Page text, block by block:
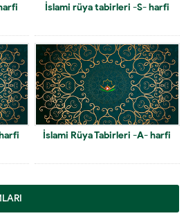
İslami rüya tabirleri -S- harfi
İslami Rüya Tabirleri -A- harfi